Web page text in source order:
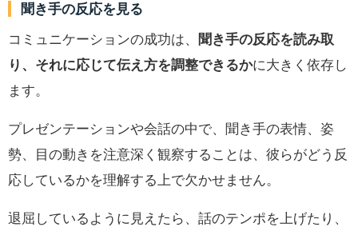
聞き手の反応を見る
コミュニケーションの成功は、 聞き手の反応を読み取
り、それに応じて伝え方を調整できるかに大きく依存し
ます。
プレゼンテーションや会話の中で、聞き手の表情、姿
勢、目の動きを注意深く観察することは、彼らがどう反
応しているかを理解する上で欠かせません。
退屈しているように見えたら、話のテンポを上げたり、